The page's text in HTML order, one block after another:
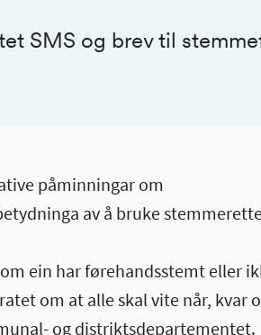
SMS og brev til
påminningar om
av å bruke
ein har førehandsstemt eller
om at alle skal vite når, kvar
og distriktsdepartementet.